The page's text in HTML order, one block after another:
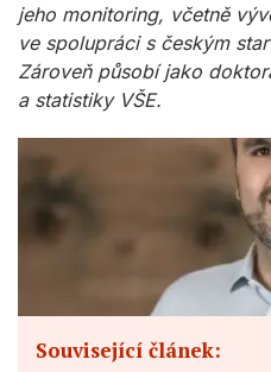
jeho monitoring, včetně
ve spolupráci s českým
Zároveň působí jako
a statistiky VŠE.
Související článek: